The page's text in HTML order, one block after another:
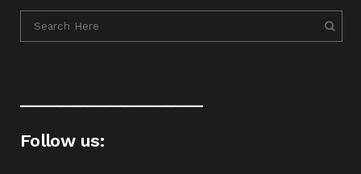
Follow us: